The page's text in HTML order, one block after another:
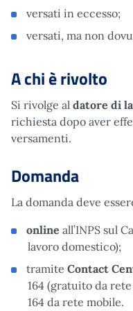
versati in eccesso;
versati, ma non
A chi è rivolto
Si rivolge al datore di
richiesta dopo aver
versamenti.
Domanda
La domanda deve
online all’INPS sul
lavoro domestico);
tramite Contact
164 (gratuito da
164 da rete mobile.